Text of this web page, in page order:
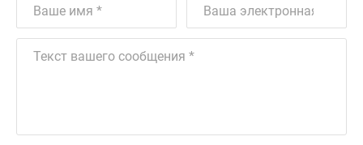
Новостройки
премиум-
класса
Дома